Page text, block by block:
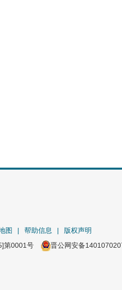
图 | 帮助信息 |
版权声明
第0001号
晋公网安备